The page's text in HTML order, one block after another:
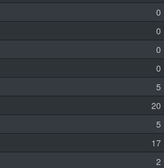
0
0
0
0
5
20
5
17
2